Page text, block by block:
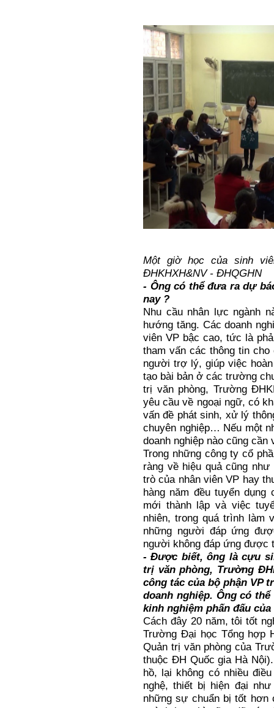
Một giờ học của sinh
ĐHKHXH&NV - ĐHQGHN
- Ông có thể đưa ra dự
nay ?
Nhu cầu nhân lực ngành
hướng tăng. Các doanh
viên VP bậc cao, tức là
tham vấn các thông tin
người trợ lý, giúp việc
tạo bài bản ở các trường
trị văn phòng, Trường
yêu cầu về ngoại ngữ, có
vấn đề phát sinh, xử lý
chuyên nghiệp… Nếu một
doanh nghiệp nào cũng
Trong những công ty cổ
ràng về hiệu quả cũng
trò của nhân viên VP hay
hàng năm đều tuyển
mới thành lập và việc
nhiên, trong quá trình làm
những người đáp ứng
người không đáp ứng được
- Được biết, ông là cựu
trị văn phòng, Trường
công tác của bộ phận VP
doanh nghiệp. Ông có
kinh nghiệm phấn đấu
Cách đây 20 năm, tôi tốt
Trường Đại học Tổng hợp
Quản trị văn phòng của
thuộc ĐH Quốc gia Hà
hồ, lại không có nhiều
nghệ, thiết bị hiện đại
những sự chuẩn bị tốt hơn